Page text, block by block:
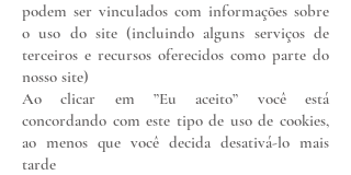
podem ser vinculados com informações sobre
o uso do site (incluindo alguns serviços de
terceiros e recursos oferecidos como parte do
nosso site)
Ao clicar em ”Eu aceito” você está
concordando com este tipo de uso de cookies,
ao menos que você decida desativá-lo mais
tarde